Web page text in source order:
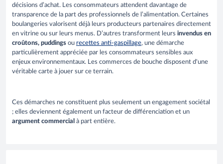
décisions d’achat. Les consommateurs attendent davantage de
transparence de la part des professionnels de l’alimentation. Certaines
boulangeries valorisent déjà leurs producteurs partenaires directement
en vitrine ou sur leurs menus. D’autres transforment leurs invendus en
croûtons, puddings ou recettes anti-gaspillage, une démarche
particulièrement appréciée par les consommateurs sensibles aux
enjeux environnementaux. Les commerces de bouche disposent d'une
véritable carte à jouer sur ce terrain.
Ces démarches ne constituent plus seulement un engagement sociétal
; elles deviennent également un facteur de différenciation et un
argument commercial à part entière.